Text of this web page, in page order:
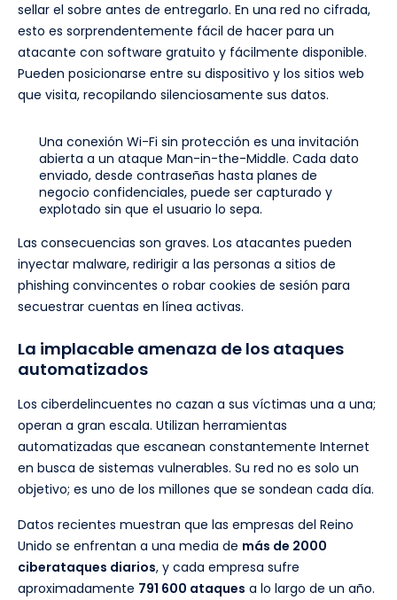
sellar el sobre antes de entregarlo. En una red no cifrada,
esto es sorprendentemente fácil de hacer para un
atacante con software gratuito y fácilmente disponible.
Pueden posicionarse entre su dispositivo y los sitios web
que visita, recopilando silenciosamente sus datos.
Una conexión Wi-Fi sin protección es una invitación
abierta a un ataque Man-in-the-Middle. Cada dato
enviado, desde contraseñas hasta planes de
negocio confidenciales, puede ser capturado y
explotado sin que el usuario lo sepa.
Las consecuencias son graves. Los atacantes pueden
inyectar malware, redirigir a las personas a sitios de
phishing convincentes o robar cookies de sesión para
secuestrar cuentas en línea activas.
La implacable amenaza de los ataques
automatizados
Los ciberdelincuentes no cazan a sus víctimas una a una;
operan a gran escala. Utilizan herramientas
automatizadas que escanean constantemente Internet
en busca de sistemas vulnerables. Su red no es solo un
objetivo; es uno de los millones que se sondean cada día.
Datos recientes muestran que las empresas del Reino
Unido se enfrentan a una media de más de 2000
ciberataques diarios, y cada empresa sufre
aproximadamente 791 600 ataques a lo largo de un año.